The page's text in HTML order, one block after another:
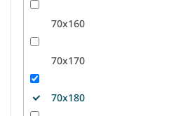
70x160
70x170
70x180